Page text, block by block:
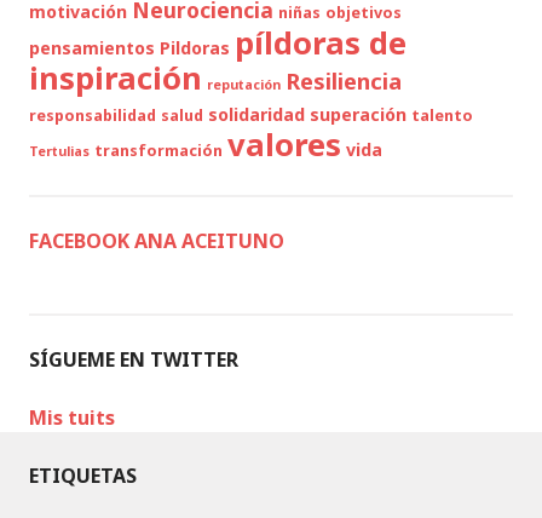
motivación Neurociencia niñas objetivos
pensamientos Pildoras píldoras de
inspiración reputación Resiliencia
responsabilidad salud solidaridad superación talento
Tertulias transformación valores vida
FACEBOOK ANA ACEITUNO
SÍGUEME EN TWITTER
Mis tuits
ETIQUETAS